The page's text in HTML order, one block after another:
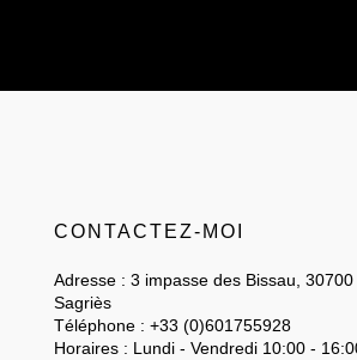
CONTACTEZ-MOI
Adresse : 3 impasse des Bissau, 30700
Sagriès
Téléphone : +33 (0)601755928
Horaires : Lundi - Vendredi 10:00 -